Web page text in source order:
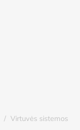
/ Virtuvės sistemos